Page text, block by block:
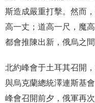
斯造成嚴重打擊。然而
高一丈；道高一尺，魔
都會推陳出新，俄烏之間
北約峰會于土耳其召開
與烏克蘭總統澤連斯基
峰會召開前夕，俄軍再